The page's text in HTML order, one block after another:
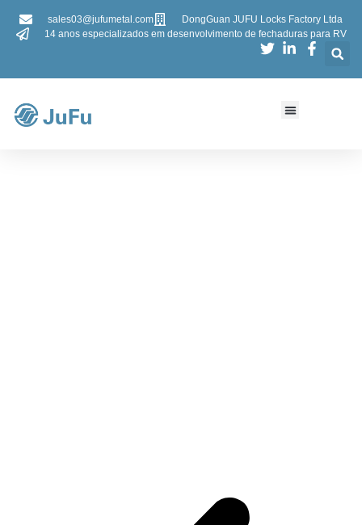
sales03@jufumetal.com
DongGuan JUFU Locks Factory Ltda
14 anos especializados em desenvolvimento de fechaduras para RV